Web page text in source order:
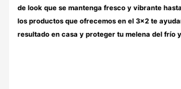
de look que se mantenga fresco y vibrante
los productos que ofrecemos en el 3×2 te
resultado en casa y proteger tu melena del frío